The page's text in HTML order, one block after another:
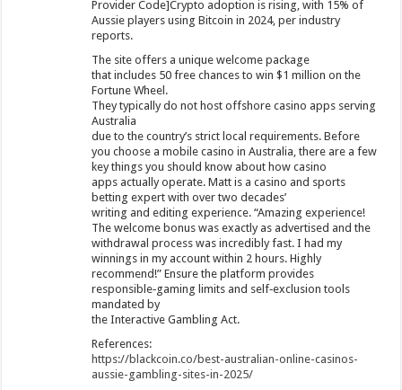
Provider Code]Crypto adoption is rising, with 15% of
Aussie players using Bitcoin in 2024, per industry
reports.
The site offers a unique welcome package
that includes 50 free chances to win $1 million on the
Fortune Wheel.
They typically do not host offshore casino apps serving
Australia
due to the country’s strict local requirements. Before
you choose a mobile casino in Australia, there are a few
key things you should know about how casino
apps actually operate. Matt is a casino and sports
betting expert with over two decades’
writing and editing experience. “Amazing experience!
The welcome bonus was exactly as advertised and the
withdrawal process was incredibly fast. I had my
winnings in my account within 2 hours. Highly
recommend!” Ensure the platform provides
responsible‑gaming limits and self‑exclusion tools
mandated by
the Interactive Gambling Act.
References:
https://blackcoin.co/best-australian-online-casinos-
aussie-gambling-sites-in-2025/